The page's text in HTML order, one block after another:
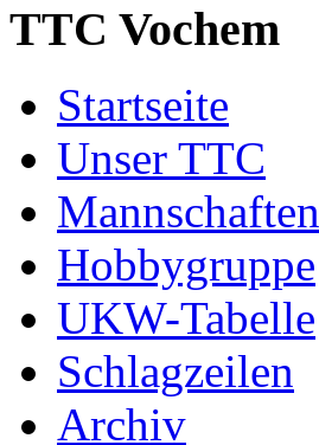
TTC Vochem
Startseite
Unser TTC
Mannschaften
Hobbygruppe
UKW-Tabelle
Schlagzeilen
Archiv